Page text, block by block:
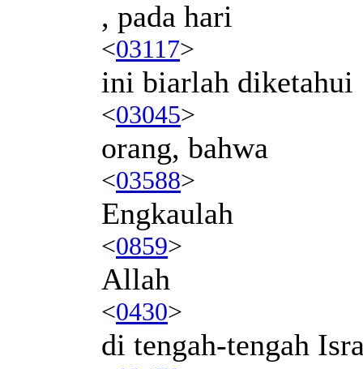
, pada hari
<03117>
ini biarlah diketahui
<03045>
orang, bahwa
<03588>
Engkaulah
<0859>
Allah
<0430>
di tengah-tengah